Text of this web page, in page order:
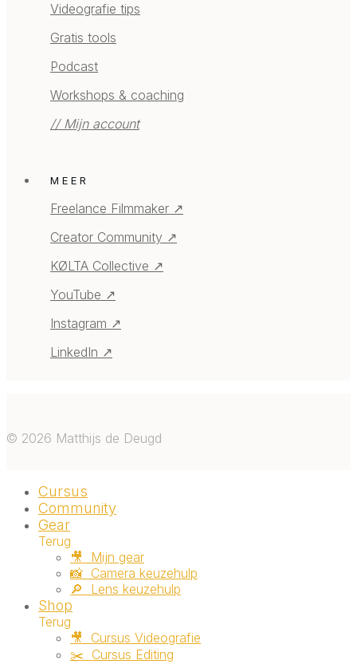
Videografie tips
Gratis tools
Podcast
Workshops & coaching
// Mijn account
MEER
Freelance Filmmaker ↗
Creator Community ↗
KØLTA Collective ↗
YouTube ↗
Instagram ↗
LinkedIn ↗
© 2026 Matthijs de Deugd
Cursus
Community
Gear
Terug
🎥 ‎ ‎Mijn gear
📸 ‎ ‎Camera keuzehulp
🔎 ‎ ‎Lens keuzehulp
Shop
Terug
🎥 ‎ ‎Cursus Videografie
✂️ ‎ ‎Cursus Editing